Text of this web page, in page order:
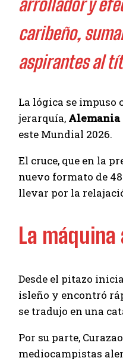
caribeño,
aspirantes al
La lógica se impuso
jerarquía, Alemania
este Mundial 2026.
El cruce, que en la
nuevo formato de
llevar por la
La
Desde el pitazo
isleño y encontró
se tradujo en una
Por su parte,
mediocampistas